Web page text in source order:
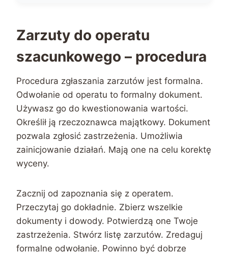
Zarzuty do operatu
szacunkowego – procedura
Procedura zgłaszania zarzutów jest formalna.
Odwołanie od operatu to formalny dokument.
Używasz go do kwestionowania wartości.
Określił ją rzeczoznawca majątkowy. Dokument
pozwala zgłosić zastrzeżenia. Umożliwia
zainicjowanie działań. Mają one na celu korektę
wyceny.
Zacznij od zapoznania się z operatem.
Przeczytaj go dokładnie. Zbierz wszelkie
dokumenty i dowody. Potwierdzą one Twoje
zastrzeżenia. Stwórz listę zarzutów. Zredaguj
formalne odwołanie. Powinno być dobrze